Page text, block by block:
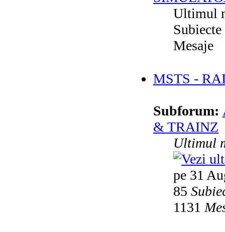
Ultimul
Subiecte
Mesaje
MSTS -
Subforum:
& TRAINZ
Ultimul
pe 31
85
1131